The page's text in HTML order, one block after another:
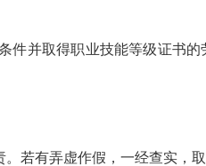
件并取得职业技能等级证书
若有弄虚作假，一经查实，